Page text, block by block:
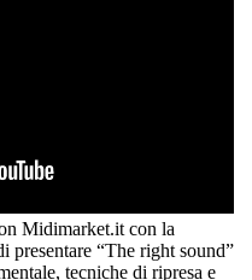
Midimarket.it con la
“The right sound”
tecniche di ripresa e